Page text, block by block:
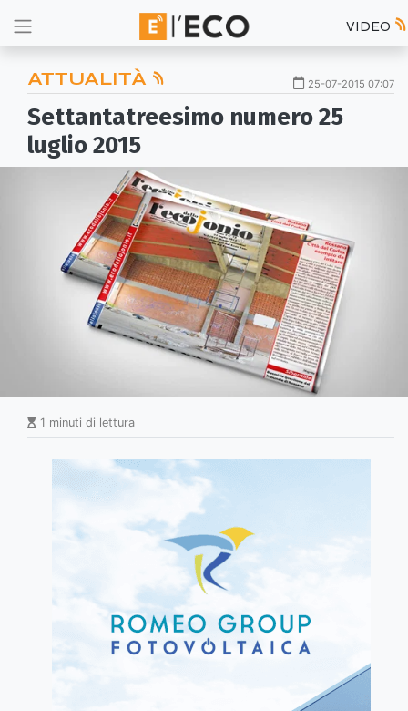
VIDEO
ATTUALITÀ 25-07-2015 07:07
Settantatreesimo numero 25
luglio 2015
1 minuti di lettura